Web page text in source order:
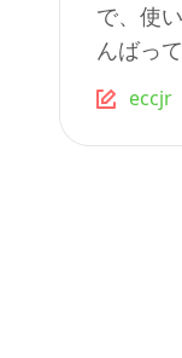
で、使
んばっ
eccjr